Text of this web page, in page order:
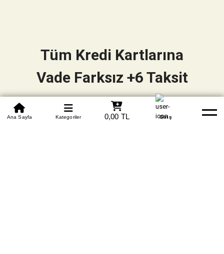
0850 305 09 70
Beden Tablosu Banka Hesapları Whatsapp Yardım
Ana Sayfa Kategoriler 0,00 TL Giriş
Tüm Kredi Kartlarına
Vade Farksız +6 Taksit